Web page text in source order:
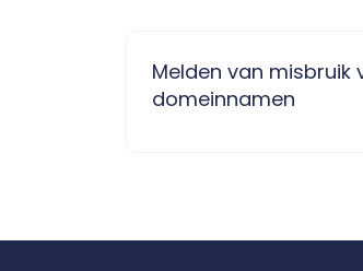
Melden van misbruik
domeinnamen